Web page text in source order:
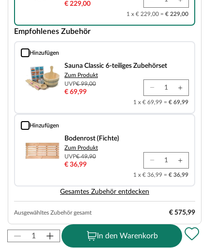
€ 229,00
1 x € 229,00 = € 229,00
Empfohlenes Zubehör
Hinzufügen
Sauna Classic 6-teiliges Zubehörset
Sauna Classic 6-teiliges Zubehörset
Zum Produkt
UVP€ 99,00
€ 69,99
1 x € 69,99 = € 69,99
Hinzufügen
Bodenrost (Fichte)
Bodenrost (Fichte)
Zum Produkt
UVP€ 49,90
€ 36,99
1 x € 36,99 = € 36,99
Gesamtes Zubehör entdecken
Ausgewähltes Zubehör gesamt € 575,99
In den Warenkorb